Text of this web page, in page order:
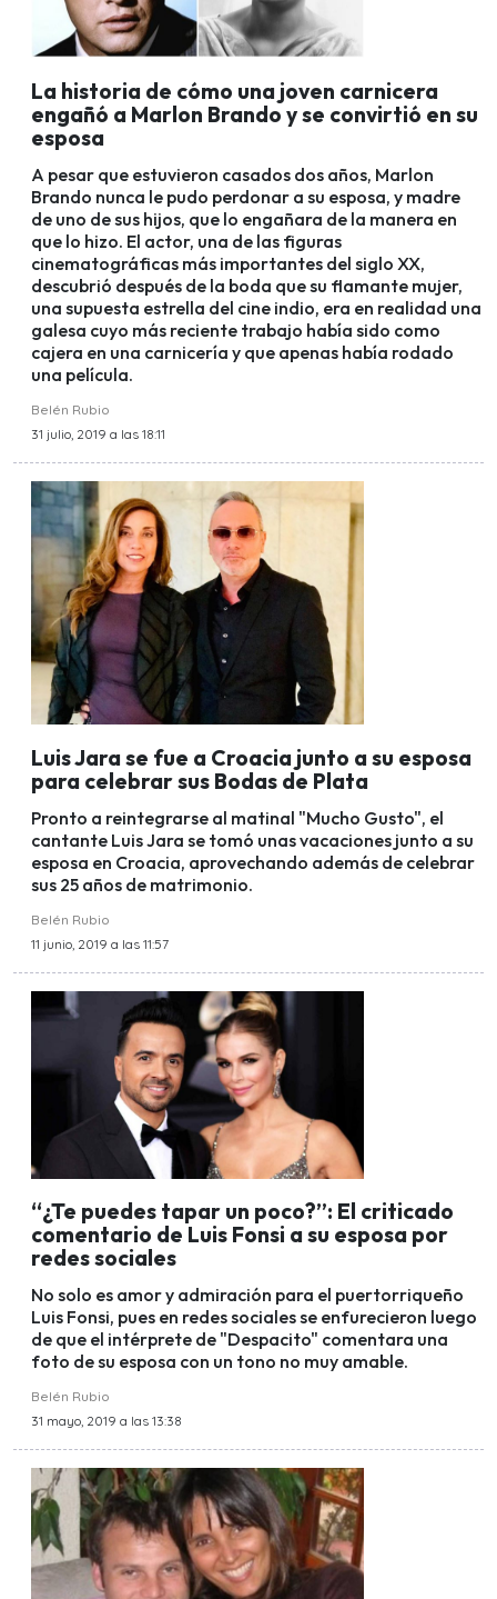
La historia de cómo una joven carnicera
engañó a Marlon Brando y se convirtió en su
esposa
A pesar que estuvieron casados dos años, Marlon
Brando nunca le pudo perdonar a su esposa, y madre
de uno de sus hijos, que lo engañara de la manera en
que lo hizo. El actor, una de las figuras
cinematográficas más importantes del siglo XX,
descubrió después de la boda que su flamante mujer,
una supuesta estrella del cine indio, era en realidad una
galesa cuyo más reciente trabajo había sido como
cajera en una carnicería y que apenas había rodado
una película.
Belén Rubio
31 julio, 2019 a las 18:11
Luis Jara se fue a Croacia junto a su esposa
para celebrar sus Bodas de Plata
Pronto a reintegrarse al matinal "Mucho Gusto", el
cantante Luis Jara se tomó unas vacaciones junto a su
esposa en Croacia, aprovechando además de celebrar
sus 25 años de matrimonio.
Belén Rubio
11 junio, 2019 a las 11:57
“¿Te puedes tapar un poco?”: El criticado
comentario de Luis Fonsi a su esposa por
redes sociales
No solo es amor y admiración para el puertorriqueño
Luis Fonsi, pues en redes sociales se enfurecieron luego
de que el intérprete de "Despacito" comentara una
foto de su esposa con un tono no muy amable.
Belén Rubio
31 mayo, 2019 a las 13:38